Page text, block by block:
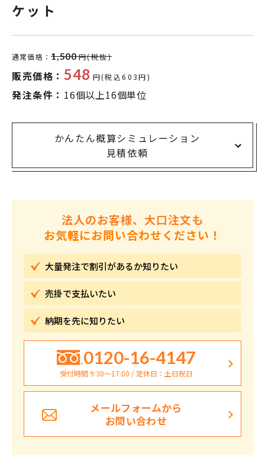
ケット
通常価格： 1,500円(税抜)
販売価格： 548 円(税込603円)
発注条件： 16個以上16個単位
かんたん概算シミュレーション
見積依頼
法人のお客様、大口注文も
お気軽にお問い合わせください！
大量発注で割引があるか知りたい
売掛で支払いたい
納期を先に知りたい
0120-16-4147
受付時間 9:30〜17:00 / 定休日：土日祝日
メールフォームから
お問い合わせ